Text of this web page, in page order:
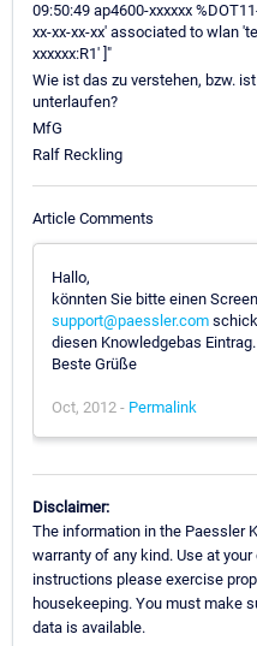
09:50:49 ap4600-xxxxxx
xx-xx-xx-xx' associated to wlan
xxxxxx:R1' ]"
Wie ist das zu verstehen, bzw.
unterlaufen?
MfG
Ralf Reckling
Article Comments
Hallo,
könnten Sie bitte einen
support@paessler.com
diesen Knowledgebas Eintrag.
Beste Grüße
Oct, 2012 - Permalink
Disclaimer:
The information in the Paessler
warranty of any kind. Use at
instructions please exercise
housekeeping. You must make
data is available.